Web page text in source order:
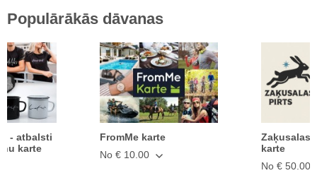
Populārākās dāvanas
- atbalsti
karte
FromMe karte
No € 10.00
Zaķusalas
karte
No € 50.00